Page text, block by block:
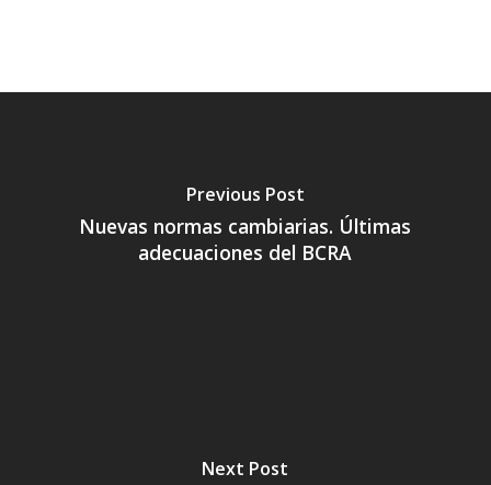
Previous Post
Nuevas normas cambiarias. Últimas
adecuaciones del BCRA
Next Post